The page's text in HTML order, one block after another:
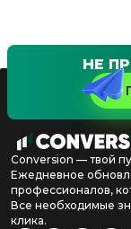
НЕ
Conversion — твой
Ежедневное
профессионалов,
Все необходимые
клика.